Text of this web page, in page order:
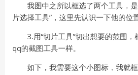
我图中之所以框选了两个工具，
片选择工具”，这里先认识一下他的位
3.用“切片工具”切出想要的范围
qq的截图工具一样。
如下，我需要这个小图标，我就框